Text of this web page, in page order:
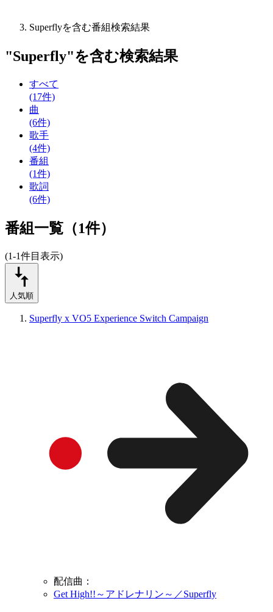
Superflyを含む番組検索結果
"Superfly"を含む検索結果
すべて
(17件)
曲
(6件)
歌手
(4件)
番組
(1件)
歌詞
(6件)
番組一覧（1件）
(1-1件目表示)
人気順
Superfly x VO5 Experience Switch Campaign
配信曲：
Get High!!～アドレナリン～／Superfly